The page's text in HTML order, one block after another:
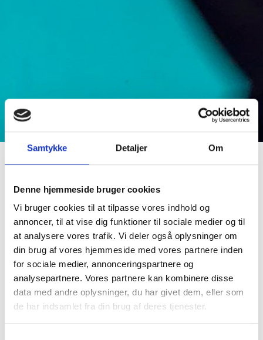
Samtykke Detaljer Om
Denne hjemmeside bruger cookies
Vi bruger cookies til at tilpasse vores indhold og
annoncer, til at vise dig funktioner til sociale medier og til
at analysere vores trafik. Vi deler også oplysninger om
din brug af vores hjemmeside med vores partnere inden
for sociale medier, annonceringspartnere og
analysepartnere. Vores partnere kan kombinere disse
data med andre oplysninger, du har givet dem, eller som
de har indsamlet fra din brug af deres tjenester.
JOHANNINGER X WEINREICH
MAISON FRANÇOIS DUCROT
MONVIN
PAROL VINI
Er du over 18 år?
JA, JEG ER OVER 18 ÅR
NEJ